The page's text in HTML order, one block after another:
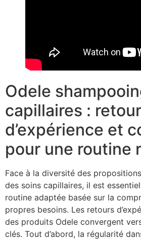
Odele
capillaires :
d’expérience et
pour une routine
Face à la diversité des
des soins capillaires, il est
routine adaptée basée sur la
propres besoins. Les retours
des produits Odele convergent
clés. Tout d’abord, la régularité